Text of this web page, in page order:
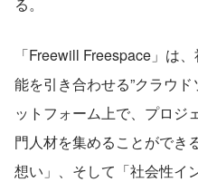
「Freewill Freespace」は
能を引き合わせる”クラウ
ットフォーム上で、プロジ
門人材を集めることができ
想い」、そして「社会性イ